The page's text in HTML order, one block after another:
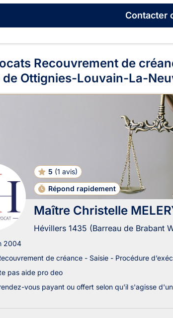
Contacter
Recouvrement de
Ottignies-Louvain-La-
5 (1 avis)
Répond rapidement
Maître Christelle
Hévillers 1435 (Barreau de Brabant
2004
de créance - Saisie - Procédure
pas aide pro deo
vous payant ou offert selon qu'il s'agisse